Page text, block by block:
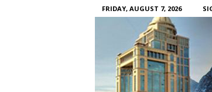
FRIDAY, AUGUST 7, 2026